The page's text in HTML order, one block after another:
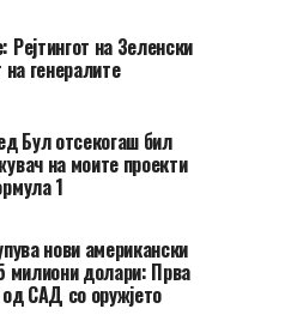
на Зеленски
на генералите
Бул отсекогаш бил
на моите проекти
1
нови американски
милиони долари: Прва
САД со оружјето